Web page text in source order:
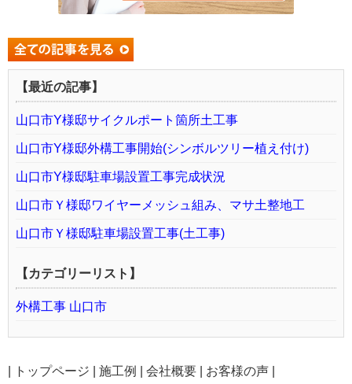
【最近の記事】
山口市Y様邸サイクルポート箇所土工事
山口市Y様邸外構工事開始(シンボルツリー植え付け)
山口市Y様邸駐車場設置工事完成状況
山口市Ｙ様邸ワイヤーメッシュ組み、マサ土整地工
山口市Ｙ様邸駐車場設置工事(土工事)
【カテゴリーリスト】
外構工事 山口市
トップページ 施工例 会社概要 お客様の声